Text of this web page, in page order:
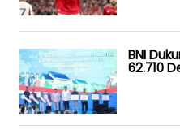
BNI
62.710